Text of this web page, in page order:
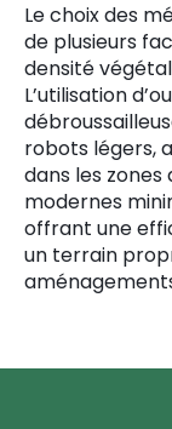
Le choix des
de plusieurs
densité
L’utilisation
robots légers,
dans les zones
modernes
offrant une
un terrain